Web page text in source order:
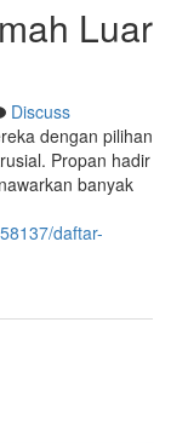
Luar
Discuss
dengan pilihan
Propan hadir
banyak
daftar-